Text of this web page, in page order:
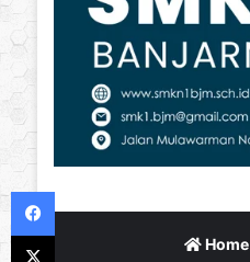
Home
Facebook
X